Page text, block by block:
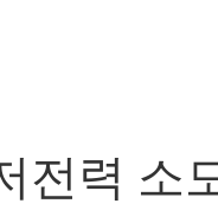
전력 소